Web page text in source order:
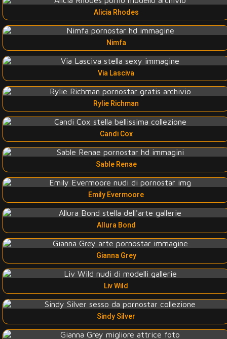
Alicia Rhodes
Nimfa
Via Lasciva
Rylie Richman
Candi Cox
Sable Renae
Emily Evermoore
Allura Bond
Gianna Grey
Liv Wild
Sindy Silver